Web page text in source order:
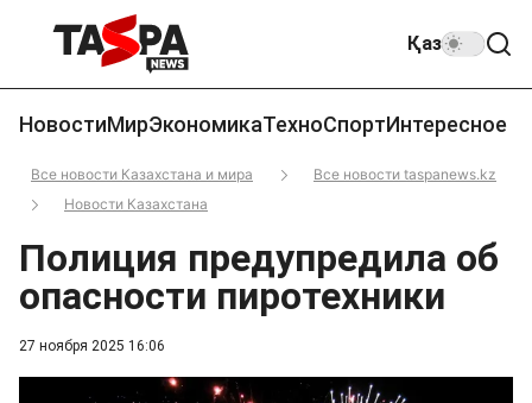
Қаз
НовостиМирЭкономикаТехноСпортИнтересное
Все новости Казахстана и мира
Все новости taspanews.kz
Новости Казахстана
27 ноября 2025 16:06
Полиция предупредила об
опасности пиротехники